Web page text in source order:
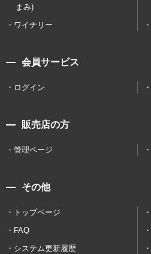
まみ)
ワイナリー
会員サービス
ログイン
販売店の方
管理ページ
その他
トップページ
FAQ
システム更新履歴